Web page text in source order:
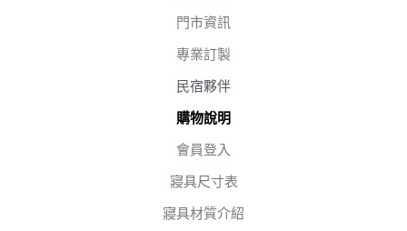
門市資訊
專業訂製
民宿夥伴
購物說明
會員登入
寢具尺寸表
寢具材質介紹